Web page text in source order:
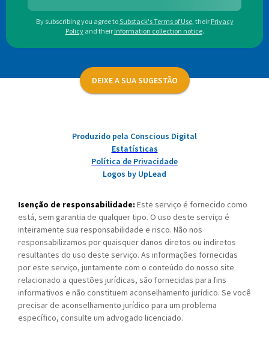
By subscribing you agree toSubstack's Terms of Use, their Privacy
Policy and their Information collection notice.
DEIXE A SUA SUGESTÃO
Produzido pela Conscious Digital
Estatísticas
Política de Privacidade
Logos by UpLead
Isenção de responsabilidade: Este serviço é fornecido como
está, sem garantia de qualquer tipo. O uso deste serviço é
inteiramente sua responsabilidade e risco. Não nos
responsabilizamos por quaisquer danos diretos ou indiretos
resultantes do uso deste serviço. As informações fornecidas
por este serviço, juntamente com o conteúdo do nosso site
relacionado a questões jurídicas, são fornecidas para fins
informativos e não constituem aconselhamento jurídico. Se você
precisar de aconselhamento jurídico para um problema
específico, consulte um advogado licenciado.